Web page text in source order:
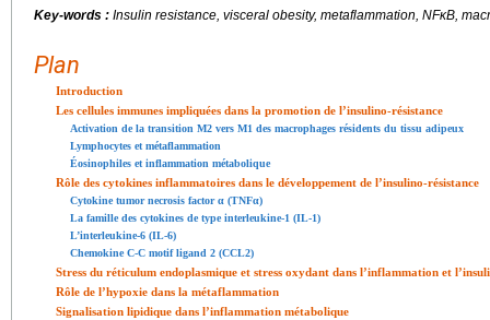
Key-words : Insulin resistance, visceral obesity, metaflammation, NFκB,
Plan
Introduction
Les cellules immunes impliquées dans la promotion de l’insulino-résistance
Activation de la transition M2 vers M1 des macrophages résidents du tissu adipeux
Lymphocytes et métaflammation
Éosinophiles et inflammation métabolique
Rôle des cytokines inflammatoires dans le développement de l’insulino-résistance
Cytokine tumor necrosis factor α (TNFα)
La famille des cytokines de type interleukine-1 (IL-1)
L’interleukine-6 (IL-6)
Chemokine C-C motif ligand 2 (CCL2)
Stress du réticulum endoplasmique et stress oxydant dans l’inflammation et
Rôle de l’hypoxie dans la métaflammation
Signalisation lipidique dans l’inflammation métabolique